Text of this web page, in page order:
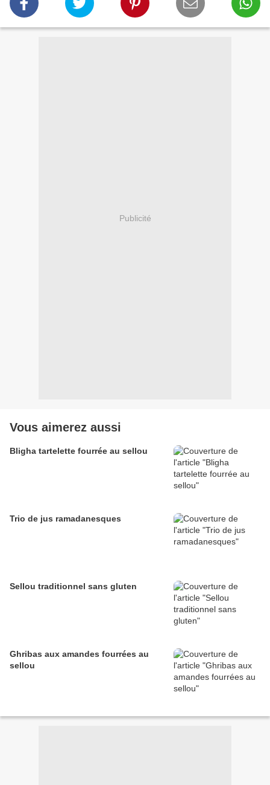
Publicité
Vous aimerez aussi
Bligha tartelette fourrée au sellou
Trio de jus ramadanesques
Sellou traditionnel sans gluten
Ghribas aux amandes fourrées au
sellou